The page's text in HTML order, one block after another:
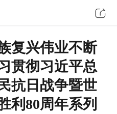
复兴伟业不断
贯彻习近平总
抗日战争暨世
利80周年系列